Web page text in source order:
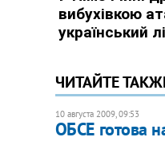
ЧИТАЙТЕ
10 августа 2009, 09:53
ОБСЕ готова